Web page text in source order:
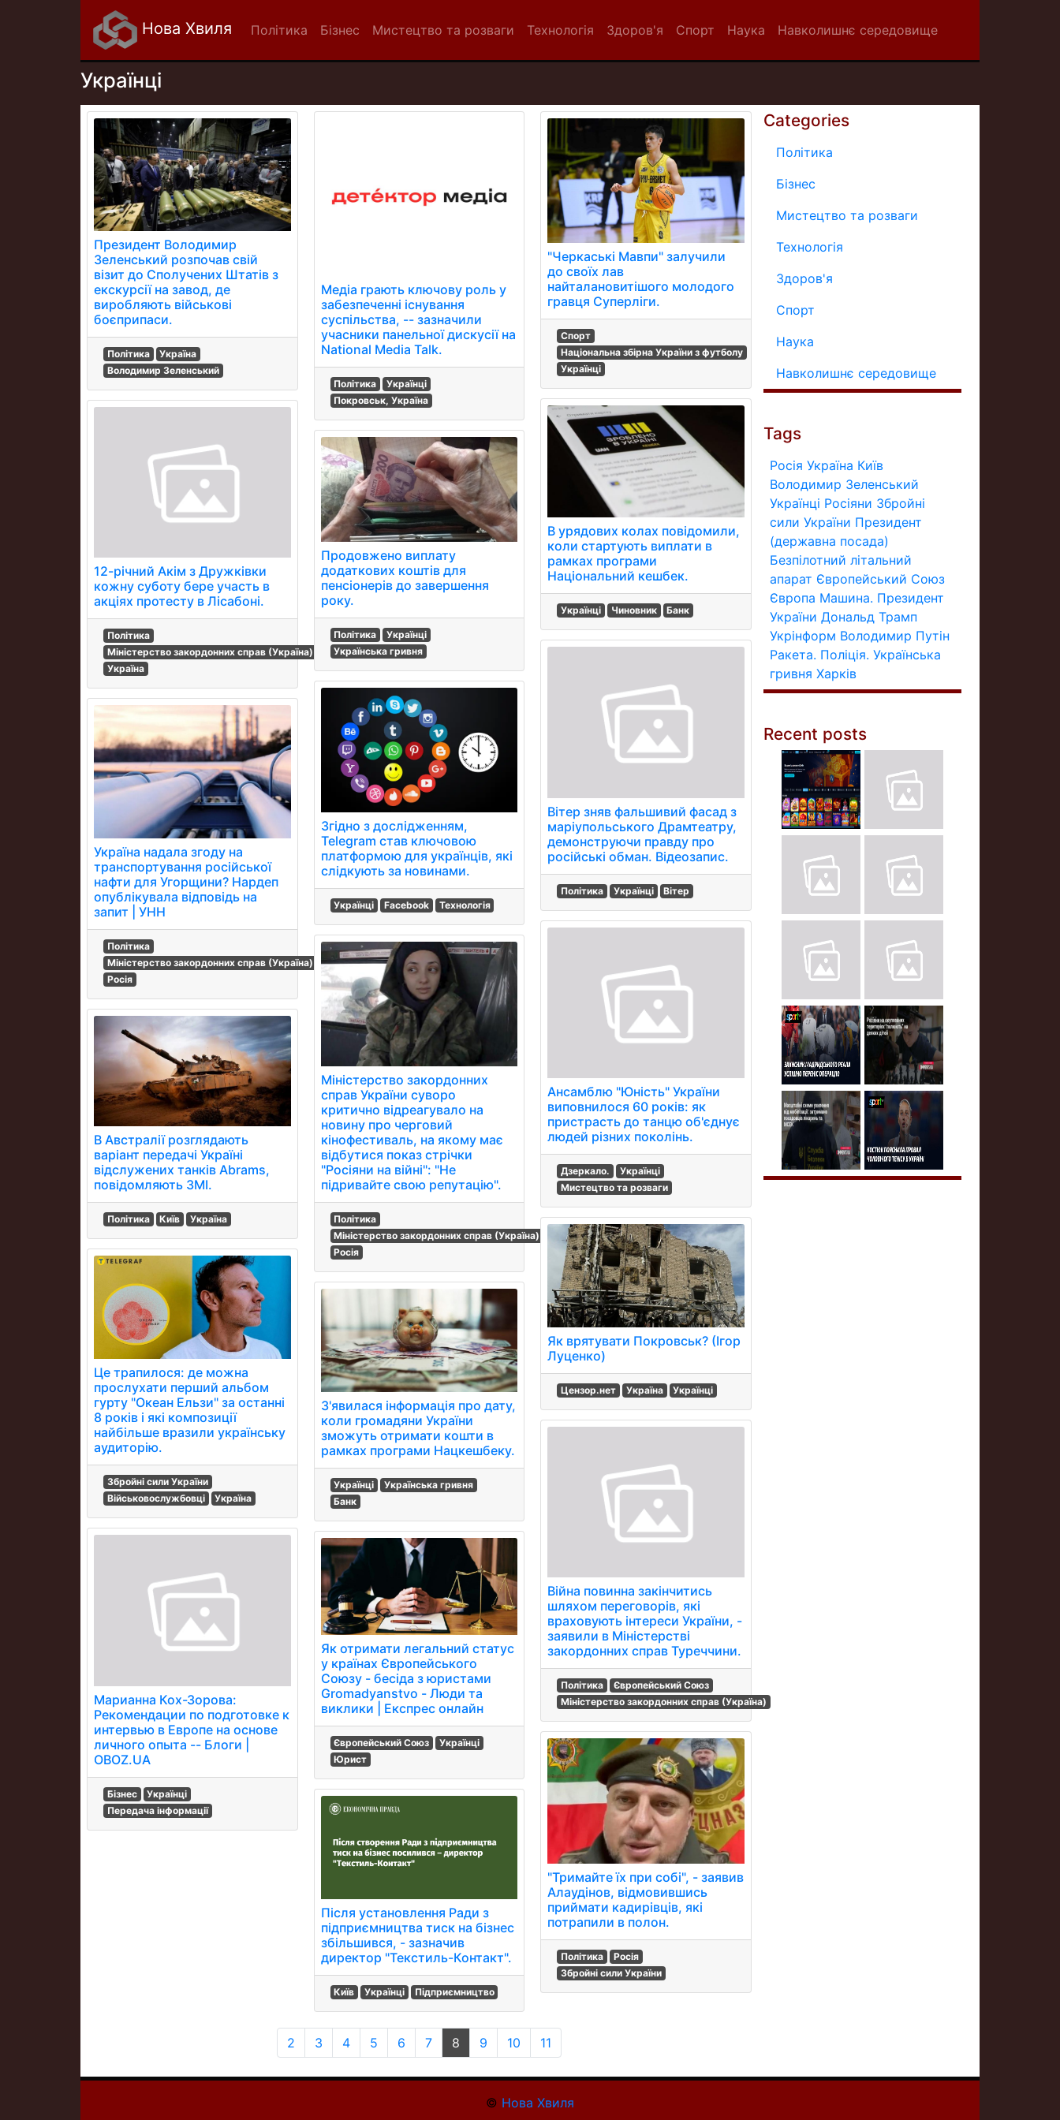
Нова Хвиля Політика Бізнес Мистецтво та розваги Технологія Здоров'я Спорт Наука Навколишнє середовище
Українці
Президент Володимир
Зеленський розпочав свій
візит до Сполучених Штатів з
екскурсії на завод, де
виробляють військові
боєприпаси.
Політика
Україна
Володимир Зеленський
12-річний Акім з Дружківки
кожну суботу бере участь в
акціях протесту в Лісабоні.
Політика
Міністерство закордонних справ (Україна)
Україна
Україна надала згоду на
транспортування російської
нафти для Угорщини? Нардеп
опублікувала відповідь на
запит | УНН
Політика
Міністерство закордонних справ (Україна)
Росія
В Австралії розглядають
варіант передачі Україні
відслужених танків Abrams,
повідомляють ЗМІ.
Політика Київ Україна
Це трапилося: де можна
прослухати перший альбом
гурту "Океан Ельзи" за останні
8 років і які композиції
найбільше вразили українську
аудиторію.
Збройні сили України
Військовослужбовці
Україна
Марианна Кох-Зорова:
Рекомендации по подготовке к
интервью в Европе на основе
личного опыта -- Блоги |
OBOZ.UA
Бізнес
Українці
Передача інформації
Медіа грають ключову роль у
забезпеченні існування
суспільства, -- зазначили
учасники панельної дискусії на
National Media Talk.
Політика
Українці
Покровськ, Україна
Продовжено виплату
додаткових коштів для
пенсіонерів до завершення
року.
Політика
Українці
Українська гривня
Згідно з дослідженням,
Telegram став ключовою
платформою для українців, які
слідкують за новинами.
Українці Facebook Технологія
Міністерство закордонних
справ України суворо
критично відреагувало на
новину про черговий
кінофестиваль, на якому має
відбутися показ стрічки
"Росіяни на війні": "Не
підривайте свою репутацію".
Політика
Міністерство закордонних справ (Україна)
Росія
З'явилася інформація про дату,
коли громадяни України
зможуть отримати кошти в
рамках програми Нацкешбеку.
Українці
Українська гривня
Банк
Як отримати легальний статус
у країнах Європейського
Союзу - бесіда з юристами
Gromadyanstvo - Люди та
виклики | Експрес онлайн
Європейський Союз
Українці
Юрист
Після установлення Ради з
підприємництва тиск на бізнес
збільшився, - зазначив
директор "Текстиль-Контакт".
Київ Українці Підприємництво
"Черкаські Мавпи" залучили
до своїх лав
найталановитішого молодого
гравця Суперліги.
Спорт
Національна збірна України з футболу
Українці
В урядових колах повідомили,
коли стартують виплати в
рамках програми
Національний кешбек.
Українці Чиновник Банк
Вітер зняв фальшивий фасад з
маріупольського Драмтеатру,
демонструючи правду про
російські обман. Відеозапис.
Політика Українці Вітер
Ансамблю "Юність" України
виповнилося 60 років: як
пристрасть до танцю об'єднує
людей різних поколінь.
Дзеркало.
Українці
Мистецтво та розваги
Як врятувати Покровськ? (Ігор
Луценко)
Цензор.нет Україна Українці
Війна повинна закінчитись
шляхом переговорів, які
враховують інтереси України, -
заявили в Міністерстві
закордонних справ Туреччини.
Політика
Європейський Союз
Міністерство закордонних справ (Україна)
"Тримайте їх при собі", - заявив
Алаудінов, відмовившись
приймати кадирівців, які
потрапили в полон.
Політика
Росія
Збройні сили України
2 3 4 5 6 7 8 9 10 11
Categories
Політика
Бізнес
Мистецтво та розваги
Технологія
Здоров'я
Спорт
Наука
Навколишнє середовище
Tags
Росія Україна Київ
Володимир Зеленський
Українці Росіяни Збройні
сили України Президент
(державна посада)
Безпілотний літальний
апарат Європейський Союз
Європа Машина. Президент
України Дональд Трамп
Укрінформ Володимир Путін
Ракета. Поліція. Українська
гривня Харків
Recent posts
© Нова Хвиля